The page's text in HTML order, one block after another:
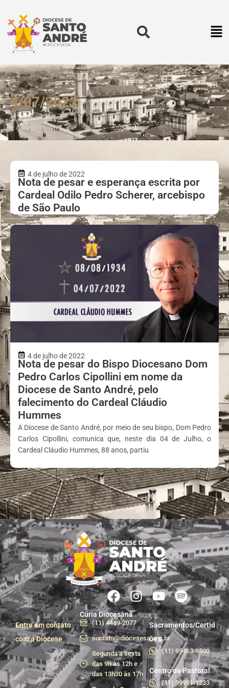
4/07/2022
4 de julho de 2022
Nota de pesar e esperança escrita por
Cardeal Odilo Pedro Scherer, arcebispo
de São Paulo
4 de julho de 2022
Nota de pesar do Bispo Diocesano Dom
Pedro Carlos Cipollini em nome da
Diocese de Santo André, pelo
falecimento do Cardeal Cláudio
Hummes
A Diocese de Santo André, por meio de seu bispo, Dom Pedro
Carlos Cipollini, comunica que, neste dia 04 de Julho, o
Cardeal Cláudio Hummes, 88 anos, partiu
Entre em contato
com a Diocese
Cúria Diocesana
(11) 4469-2077
contato@diocesesa.org.br
Segunda a sexta
das 9h às 12h e
das 13h30 às 17h
Sacramentos/Certid
ões
(11) 99463-9500
Centro de Pastoral
(11) 99981-1233